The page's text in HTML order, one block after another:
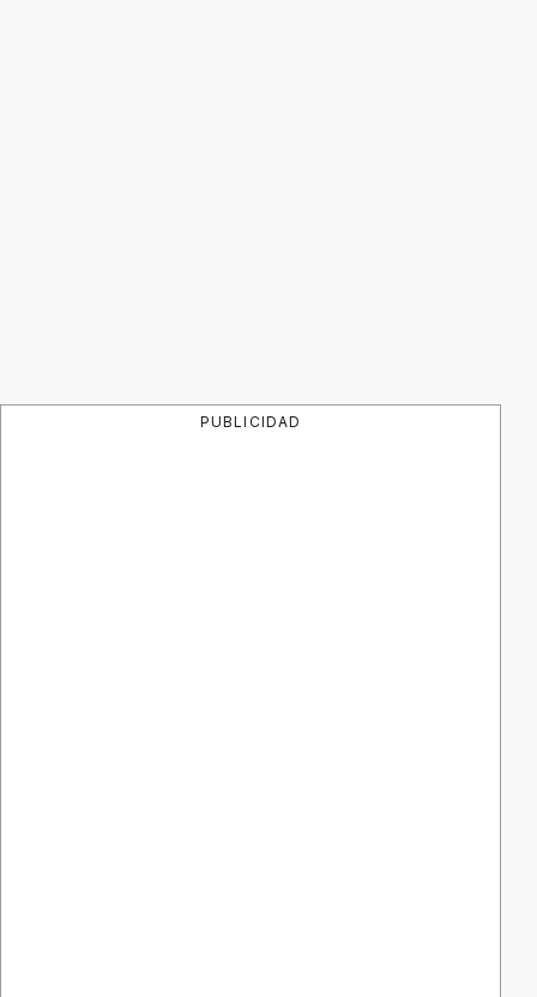
PUBLICIDAD